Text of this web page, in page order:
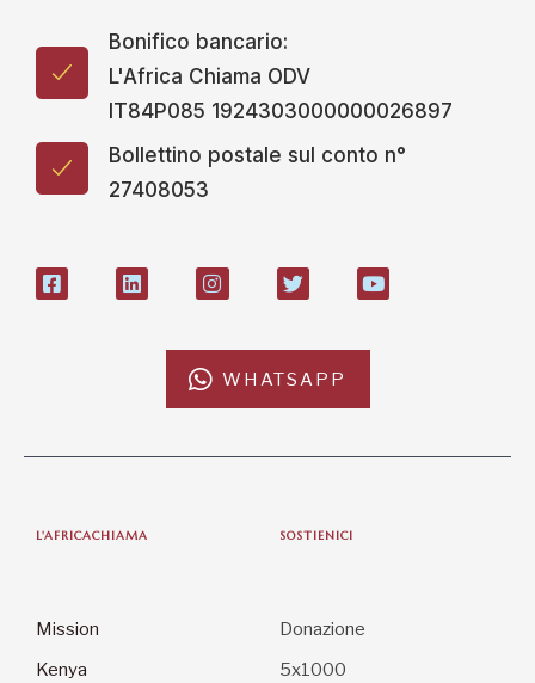
Bonifico bancario:
L'Africa Chiama ODV
IT84P085 1924303000000026897
Bollettino postale sul conto n°
27408053
WHATSAPP
L'AFRICACHIAMA
Mission
Kenya
SOSTIENICI
Donazione
5x1000